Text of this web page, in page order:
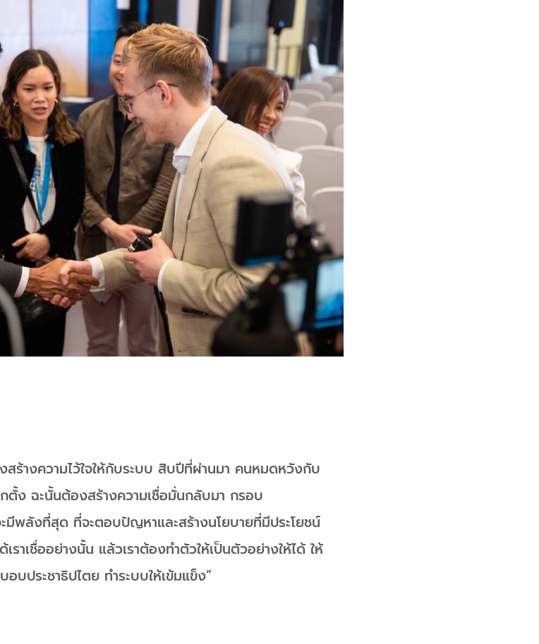
สร้างความไว้ใจให้กับระบบ สิบปีที่ผ่านมา คนหมดหวังกับ
ตั้ง ฉะนั้นต้องสร้างความเชื่อมั่นกลับมา กรอบ
ะมีพลังที่สุด ที่จะตอบปัญหาและสร้างนโยบายที่มีประโยชน์
ราเชื่ออย่างนั้น แล้วเราต้องทำตัวให้เป็นตัวอย่างให้ได้ ให้
อบประชาธิปไตย ทำระบบให้เข้มแข็ง”